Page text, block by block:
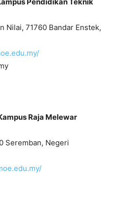
Pendidikan Teknik
Nilai, 71760 Bandar Enstek,
Raja Melewar
Seremban, Negeri